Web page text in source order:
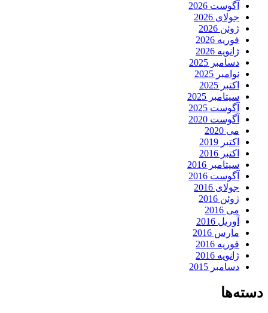
آگوست 2026
جولای 2026
ژوئن 2026
فوریه 2026
ژانویه 2026
دسامبر 2025
نوامبر 2025
اکتبر 2025
سپتامبر 2025
آگوست 2025
آگوست 2020
می 2020
اکتبر 2019
اکتبر 2016
سپتامبر 2016
آگوست 2016
جولای 2016
ژوئن 2016
می 2016
آوریل 2016
مارس 2016
فوریه 2016
ژانویه 2016
دسامبر 2015
دسته‌ها